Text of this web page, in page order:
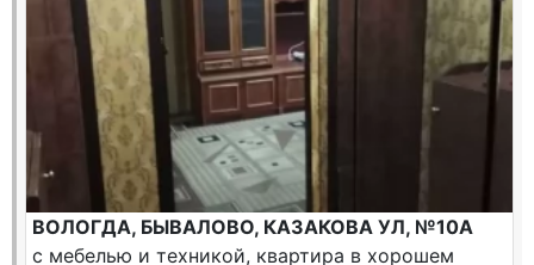
ВОЛОГДА, БЫВАЛОВО, КАЗАКОВА УЛ, №10А
с мебелью и техникой, квартира в хорошем